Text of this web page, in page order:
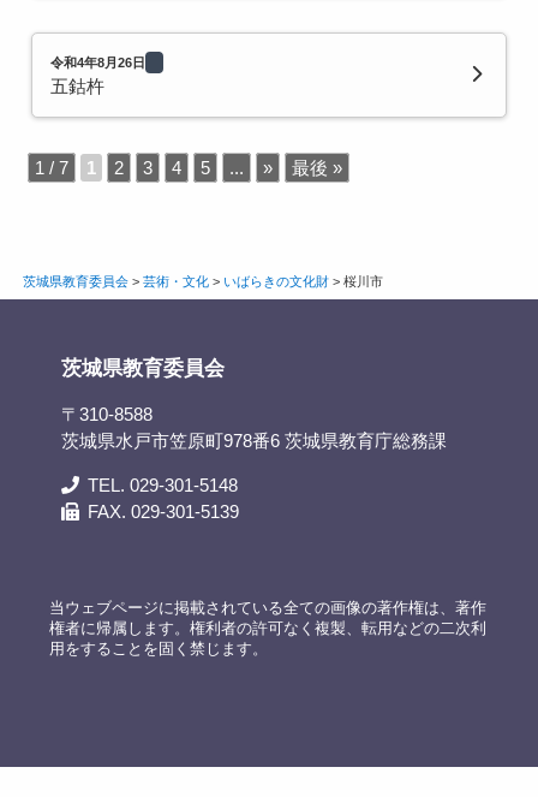
令和4年8月26日
五鈷杵
1 / 7 1 2 3 4 5 ... » 最後 »
茨城県教育委員会> 芸術・文化> いばらきの文化財> 桜川市
茨城県教育委員会
〒310-8588
茨城県水戸市笠原町978番6 茨城県教育庁総務課
TEL. 029-301-5148
FAX. 029-301-5139
当ウェブページに掲載されている全ての画像の著作権は、著作
権者に帰属します。権利者の許可なく複製、転用などの二次利
用をすることを固く禁じます。